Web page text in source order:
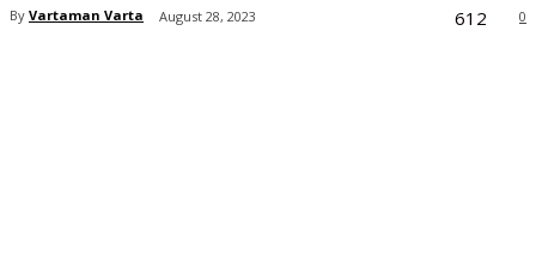
By Vartaman Varta August 28, 2023 0
612